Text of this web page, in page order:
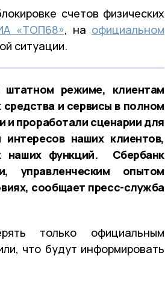
счетов физических
«ТОП68», на официальном
ситуации.
режиме, клиентам
и сервисы в полном
и проработали сценарии для
наших клиентов,
наших функций. Сбербанк
управленческим опытом
сообщает пресс-служба
только официальным
что будут информировать